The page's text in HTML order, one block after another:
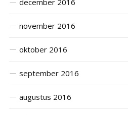
december 2016
november 2016
oktober 2016
september 2016
augustus 2016